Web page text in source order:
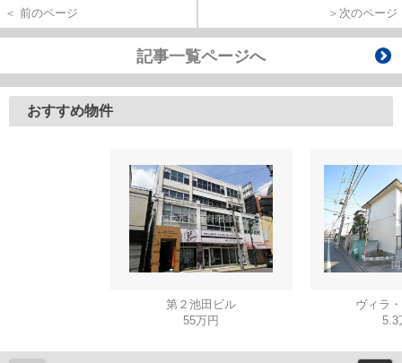
＜ 前のページ ＞次のページ
記事一覧ページへ
おすすめ物件
第２池田ビル
55万円
ヴィラ
5.3